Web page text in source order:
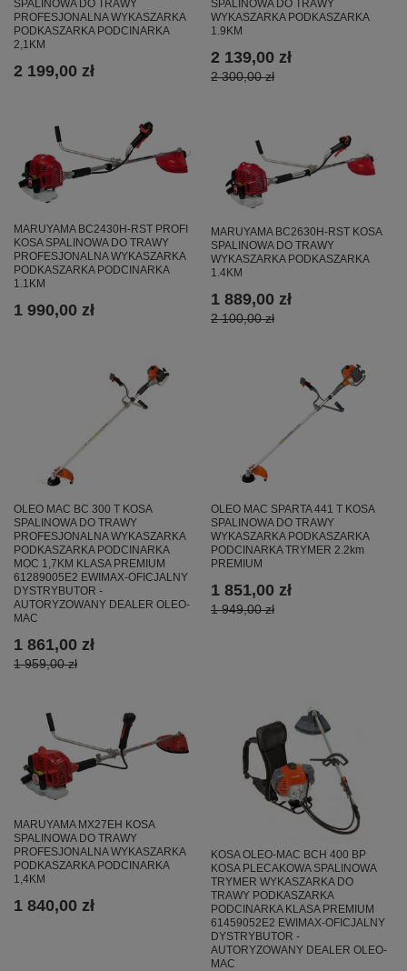
SPALINOWA DO TRAWY
PROFESJONALNA WYKASZARKA
PODKASZARKA PODCINARKA
2,1KM
2 199,00 zł
SPALINOWA DO TRAWY
WYKASZARKA PODKASZARKA
1.9KM
2 139,00 zł
2 300,00 zł
MARUYAMA BC2430H-RST PROFI
KOSA SPALINOWA DO TRAWY
PROFESJONALNA WYKASZARKA
PODKASZARKA PODCINARKA
1.1KM
1 990,00 zł
MARUYAMA BC2630H-RST KOSA
SPALINOWA DO TRAWY
WYKASZARKA PODKASZARKA
1.4KM
1 889,00 zł
2 100,00 zł
OLEO MAC BC 300 T KOSA
SPALINOWA DO TRAWY
PROFESJONALNA WYKASZARKA
PODKASZARKA PODCINARKA
MOC 1,7KM KLASA PREMIUM
61289005E2 EWIMAX-OFICJALNY
DYSTRYBUTOR -
AUTORYZOWANY DEALER OLEO-
MAC
1 861,00 zł
1 959,00 zł
OLEO MAC SPARTA 441 T KOSA
SPALINOWA DO TRAWY
WYKASZARKA PODKASZARKA
PODCINARKA TRYMER 2.2km
PREMIUM
1 851,00 zł
1 949,00 zł
MARUYAMA MX27EH KOSA
SPALINOWA DO TRAWY
PROFESJONALNA WYKASZARKA
PODKASZARKA PODCINARKA
1,4KM
1 840,00 zł
KOSA OLEO-MAC BCH 400 BP
KOSA PLECAKOWA SPALINOWA
TRYMER WYKASZARKA DO
TRAWY PODKASZARKA
PODCINARKA KLASA PREMIUM
61459052E2 EWIMAX-OFICJALNY
DYSTRYBUTOR -
AUTORYZOWANY DEALER OLEO-
MAC